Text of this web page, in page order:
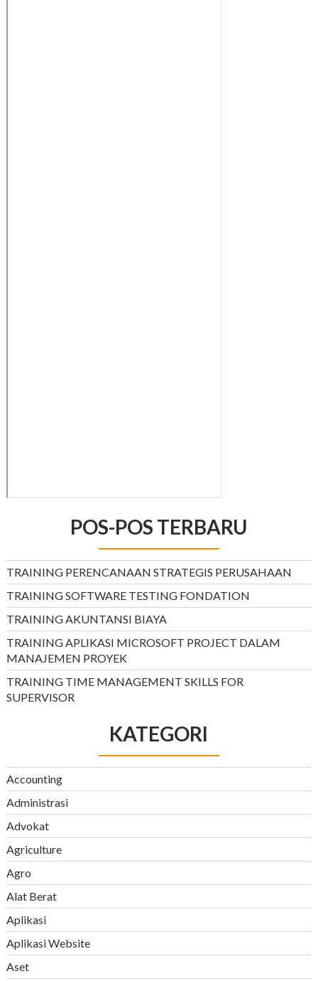
POS-POS TERBARU
TRAINING PERENCANAAN STRATEGIS PERUSAHAAN
TRAINING SOFTWARE TESTING FONDATION
TRAINING AKUNTANSI BIAYA
TRAINING APLIKASI MICROSOFT PROJECT DALAM
MANAJEMEN PROYEK
TRAINING TIME MANAGEMENT SKILLS FOR
SUPERVISOR
KATEGORI
Accounting
Administrasi
Advokat
Agriculture
Agro
Alat Berat
Aplikasi
Aplikasi Website
Aset